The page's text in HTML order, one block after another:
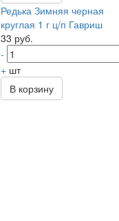
Редька Зимняя черная
круглая 1 г ц/п Гавриш
33 руб.
-
+ шт
В корзину